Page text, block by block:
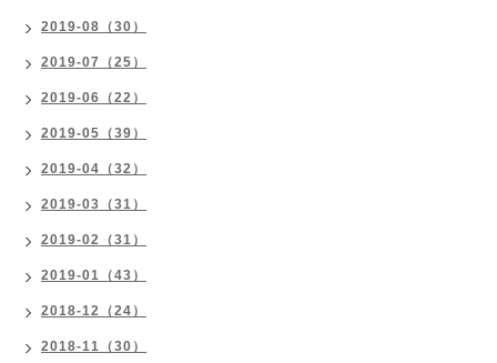
2019-08（30）
2019-07（25）
2019-06（22）
2019-05（39）
2019-04（32）
2019-03（31）
2019-02（31）
2019-01（43）
2018-12（24）
2018-11（30）